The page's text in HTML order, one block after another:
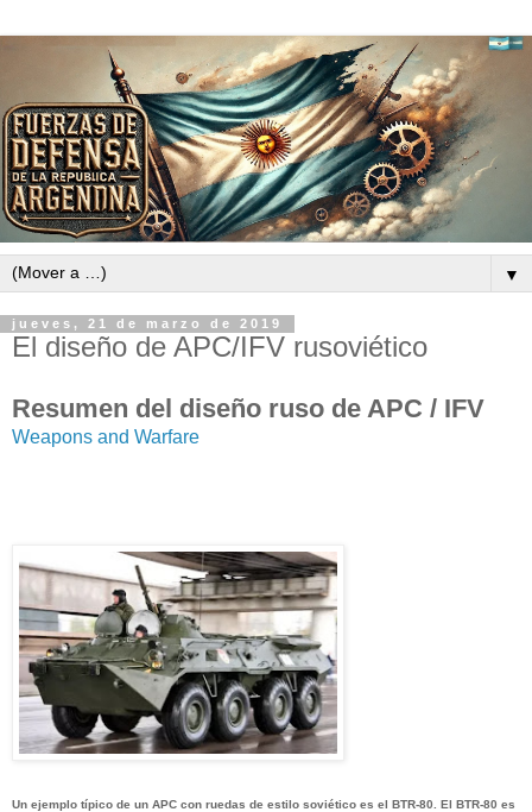
▼
jueves, 21 de marzo de 2019
El diseño de APC/IFV rusoviético
Resumen del diseño ruso de APC / IFV
Weapons and Warfare
Un ejemplo típico de un APC con ruedas de estilo soviético es el BTR-80. El BTR-80 es